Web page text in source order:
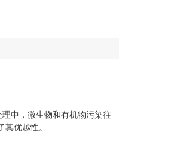
中，微生物和有机物污染往
优越性。